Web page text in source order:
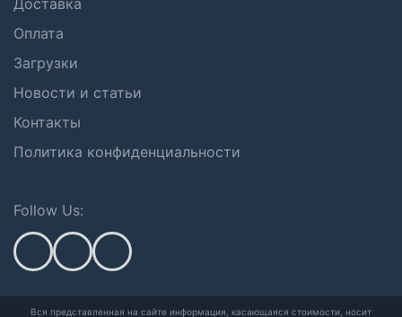
Оплата
Загрузки
Новости и статьи
Контакты
Политика конфиденциальности
Follow Us:
Вся представленная на сайте информация, касающаяся стоимости, носит